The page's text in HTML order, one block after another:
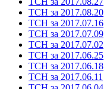
ТСН за 2017.08.20
ТСН за 2017.07.16
ТСН за 2017.07.09
ТСН за 2017.07.02
ТСН за 2017.06.25
ТСН за 2017.06.18
ТСН за 2017.06.11